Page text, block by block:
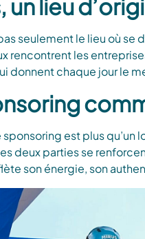
un lieu
seulement le lieu où
rencontrent les
donnent chaque jour le
sponsoring est plus
deux parties se
son énergie, son